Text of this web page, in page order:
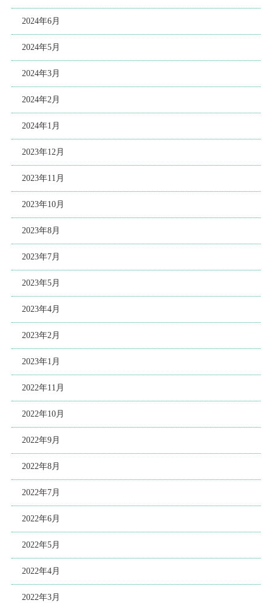
2024年6月
2024年5月
2024年3月
2024年2月
2024年1月
2023年12月
2023年11月
2023年10月
2023年8月
2023年7月
2023年5月
2023年4月
2023年2月
2023年1月
2022年11月
2022年10月
2022年9月
2022年8月
2022年7月
2022年6月
2022年5月
2022年4月
2022年3月